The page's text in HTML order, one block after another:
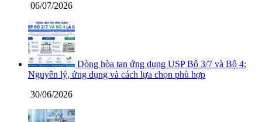
06/07/2026
Dòng hòa tan ứng dụng USP Bộ 3/7 và Bộ 4:
Nguyên lý, ứng dụng và cách lựa chọn phù hợp
30/06/2026